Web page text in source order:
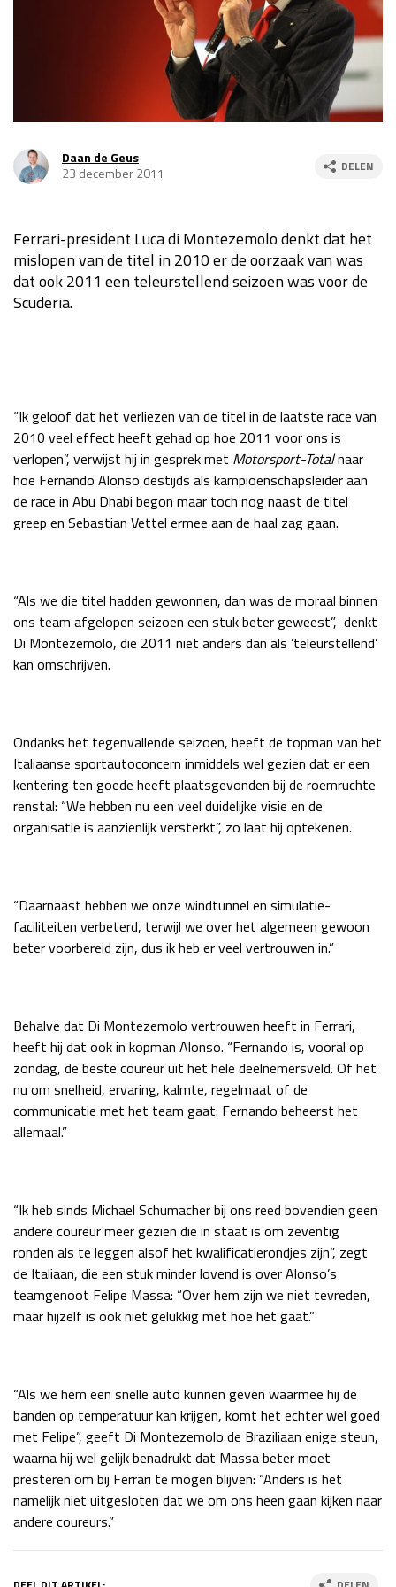
za 13:00 - 15:00
GP VERENIGDE STATEN 2026 23 - 25 okt
Kwalificatie
za 23:00 - 00:00
GP MEXICO 2026
Race
zo 21:00 - 23:00
GP SÃO PAULO 2026
Kwalificatie
za 19:00 - 20:00
Race
zo 18:00 - 20:00
Kwalificatie
za 05:00 - 06:00
Race
zo 05:00 - 07:00
Kwalificatie
GP ABU DHABI 2026 04 - 06 dec
Kwalificatie
za 15:00 - 16:00
Daan de Geus
23 december 2011
DELEN
Ferrari-president Luca di Montezemolo denkt dat het
mislopen van de titel in 2010 er de oorzaak van was
dat ook 2011 een teleurstellend seizoen was voor de
Scuderia.
“Ik geloof dat het verliezen van de titel in de laatste race van
2010 veel effect heeft gehad op hoe 2011 voor ons is
verlopen”, verwijst hij in gesprek met Motorsport-Totalnaar
hoe Fernando Alonso destijds als kampioenschapsleider aan
de race in Abu Dhabi begon maar toch nog naast de titel
greep en Sebastian Vettel ermee aan de haal zag gaan.
“Als we die titel hadden gewonnen, dan was de moraal binnen
ons team afgelopen seizoen een stuk beter geweest”, denkt
Di Montezemolo, die 2011 niet anders dan als ’teleurstellend’
kan omschrijven.
Ondanks het tegenvallende seizoen, heeft de topman van het
Italiaanse sportautoconcern inmiddels wel gezien dat er een
kentering ten goede heeft plaatsgevonden bij de roemruchte
renstal: “We hebben nu een veel duidelijke visie en de
organisatie is aanzienlijk versterkt”, zo laat hij optekenen.
“Daarnaast hebben we onze windtunnel en simulatie-
faciliteiten verbeterd, terwijl we over het algemeen gewoon
beter voorbereid zijn, dus ik heb er veel vertrouwen in.”
Behalve dat Di Montezemolo vertrouwen heeft in Ferrari,
heeft hij dat ook in kopman Alonso. “Fernando is, vooral op
zondag, de beste coureur uit het hele deelnemersveld. Of het
nu om snelheid, ervaring, kalmte, regelmaat of de
communicatie met het team gaat: Fernando beheerst het
allemaal.”
“Ik heb sinds Michael Schumacher bij ons reed bovendien geen
andere coureur meer gezien die in staat is om zeventig
ronden als te leggen alsof het kwalificatierondjes zijn”, zegt
de Italiaan, die een stuk minder lovend is over Alonso’s
teamgenoot Felipe Massa: “Over hem zijn we niet tevreden,
maar hijzelf is ook niet gelukkig met hoe het gaat.”
“Als we hem een snelle auto kunnen geven waarmee hij de
banden op temperatuur kan krijgen, komt het echter wel goed
met Felipe”, geeft Di Montezemolo de Braziliaan enige steun,
waarna hij wel gelijk benadrukt dat Massa beter moet
presteren om bij Ferrari te mogen blijven: “Anders is het
namelijk niet uitgesloten dat we om ons heen gaan kijken naar
andere coureurs.”